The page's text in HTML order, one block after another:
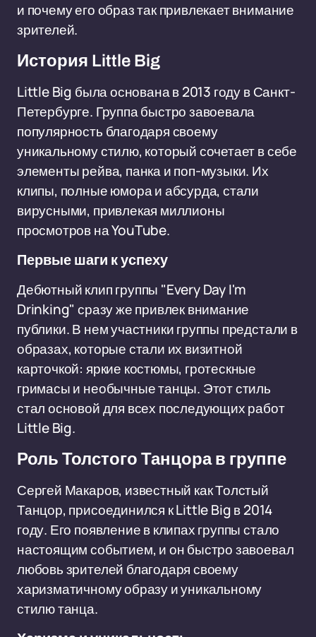
и почему его образ так привлекает внимание
зрителей.
История Little Big
Little Big была основана в 2013 году в Санкт-
Петербурге. Группа быстро завоевала
популярность благодаря своему
уникальному стилю, который сочетает в себе
элементы рейва, панка и поп-музыки. Их
клипы, полные юмора и абсурда, стали
вирусными, привлекая миллионы
просмотров на YouTube.
Первые шаги к успеху
Дебютный клип группы "Every Day I'm
Drinking" сразу же привлек внимание
публики. В нем участники группы предстали в
образах, которые стали их визитной
карточкой: яркие костюмы, гротескные
гримасы и необычные танцы. Этот стиль
стал основой для всех последующих работ
Little Big.
Роль Толстого Танцора в группе
Сергей Макаров, известный как Толстый
Танцор, присоединился к Little Big в 2014
году. Его появление в клипах группы стало
настоящим событием, и он быстро завоевал
любовь зрителей благодаря своему
харизматичному образу и уникальному
стилю танца.